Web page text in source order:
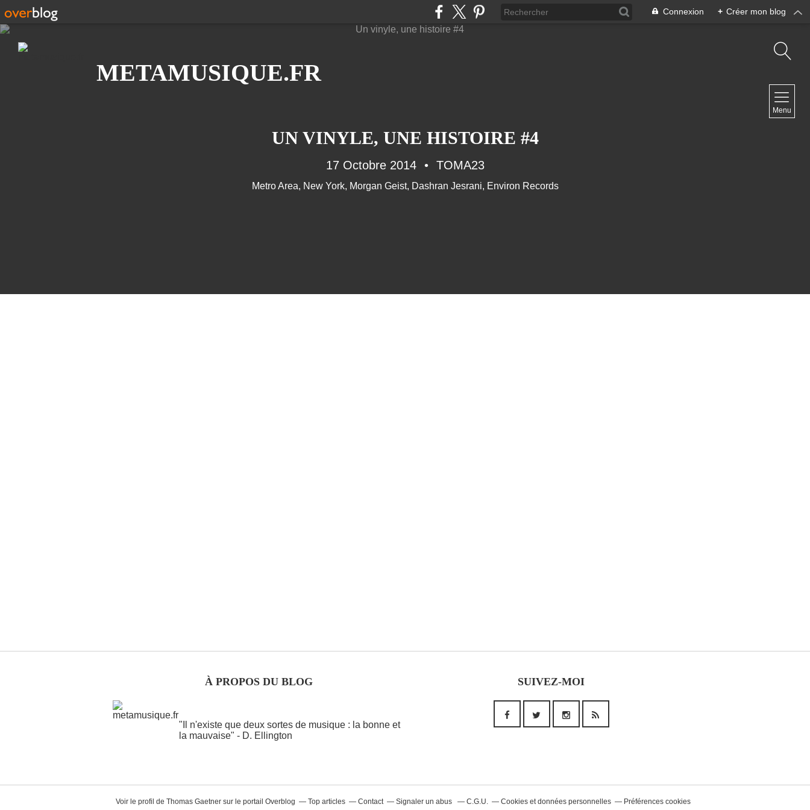
Connexion + Créer mon blog
METAMUSIQUE.FR
Menu
UN VINYLE, UNE HISTOIRE #4
17 Octobre 2014 TOMA23
Metro Area, New York, Morgan Geist, Dashran Jesrani, Environ Records
À PROPOS DU BLOG
"Il n'existe que deux sortes de musique : la bonne et
la mauvaise" - D. Ellington
SUIVEZ-MOI
Voir le profil de Thomas Gaetner sur le portail Overblog Top articles Contact Signaler un abus C.G.U. Cookies et données personnelles Préférences cookies